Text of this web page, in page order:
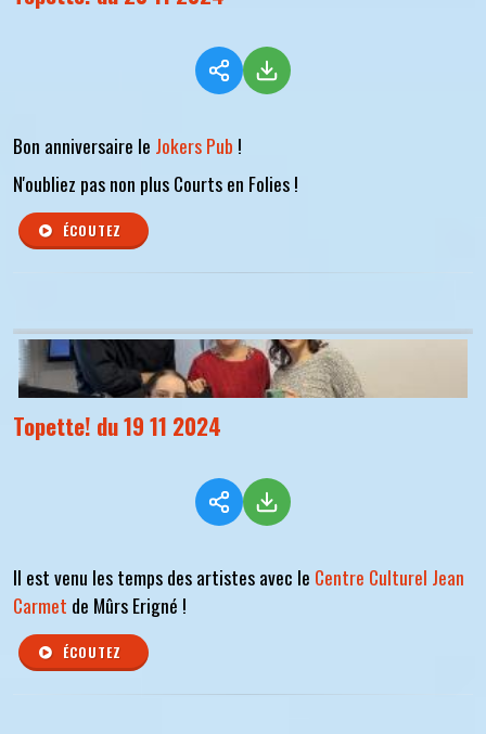
Bon anniversaire le Jokers Pub !
N'oubliez pas non plus Courts en Folies !
ÉCOUTEZ
Topette! du 19 11 2024
Il est venu les temps des artistes avec le Centre Culturel Jean
Carmet de Mûrs Erigné !
ÉCOUTEZ